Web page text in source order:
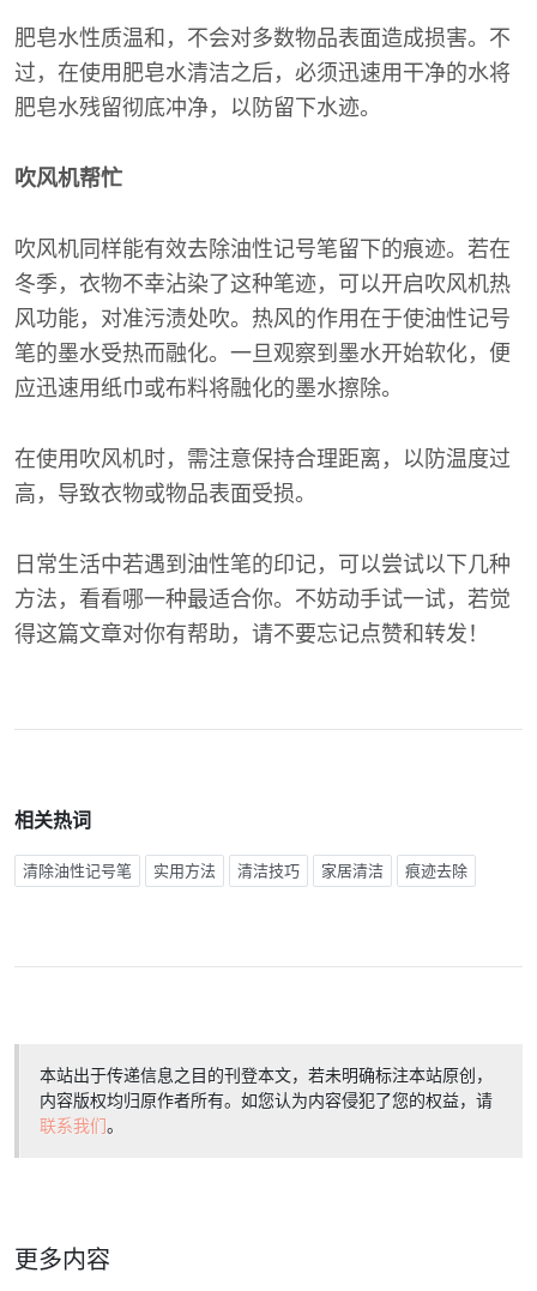
肥皂水性质温和，不会对多数物品表面造成损害。不
过，在使用肥皂水清洁之后，必须迅速用干净的水将
肥皂水残留彻底冲净，以防留下水迹。
吹风机帮忙
吹风机同样能有效去除油性记号笔留下的痕迹。若在
冬季，衣物不幸沾染了这种笔迹，可以开启吹风机热
风功能，对准污渍处吹。热风的作用在于使油性记号
笔的墨水受热而融化。一旦观察到墨水开始软化，便
应迅速用纸巾或布料将融化的墨水擦除。
在使用吹风机时，需注意保持合理距离，以防温度过
高，导致衣物或物品表面受损。
日常生活中若遇到油性笔的印记，可以尝试以下几种
方法，看看哪一种最适合你。不妨动手试一试，若觉
得这篇文章对你有帮助，请不要忘记点赞和转发！
相关热词
清除油性记号笔 实用方法 清洁技巧 家居清洁 痕迹去除
本站出于传递信息之目的刊登本文，若未明确标注本站原创，
内容版权均归原作者所有。如您认为内容侵犯了您的权益，请
联系我们。
更多内容